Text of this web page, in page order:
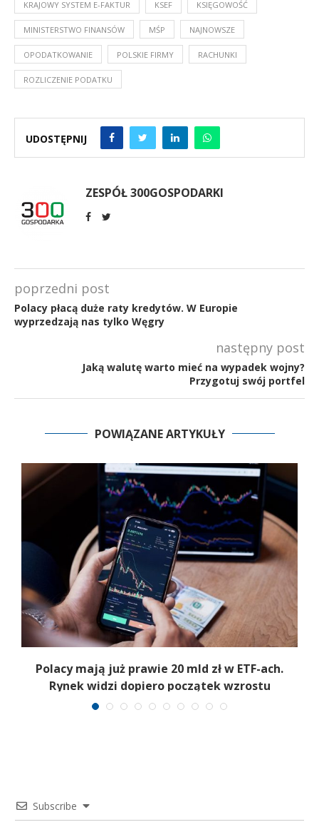
KRAJOWY SYSTEM E-FAKTUR KSEF KSIĘGOWOŚĆ
MINISTERSTWO FINANSÓW MŚP NAJNOWSZE
OPODATKOWANIE POLSKIE FIRMY RACHUNKI
ROZLICZENIE PODATKU
UDOSTĘPNIJ
ZESPÓŁ 300GOSPODARKI
poprzedni post
Polacy płacą duże raty kredytów. W Europie
wyprzedzają nas tylko Węgry
następny post
Jaką walutę warto mieć na wypadek wojny?
Przygotuj swój portfel
POWIĄZANE ARTYKUŁY
Polacy mają już prawie 20 mld zł w ETF-ach.
Rynek widzi dopiero początek wzrostu
Subscribe